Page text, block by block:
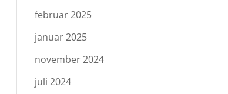
februar 2025
januar 2025
november 2024
juli 2024